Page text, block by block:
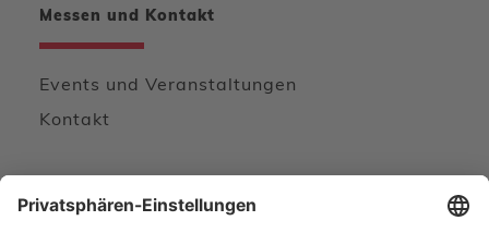
Messen und Kontakt
Events und Veranstaltungen
Kontakt